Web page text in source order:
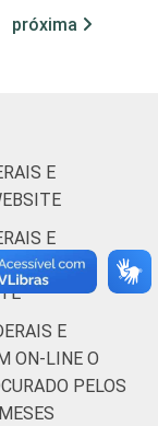
de
de
público
2019.
próxima
E
E
E
ON-LINE O
PELOS